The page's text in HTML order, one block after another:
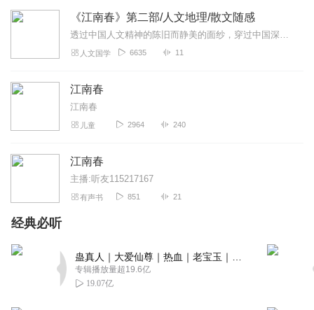
故事吸引人，不愧是获得诺贝尔奖的作品，主播演绎精彩，
值得追更，很期待后边故事内容的更新呢
星越森宇
推荐指数：✩✩✩✩✩ 专辑制作相当用心，主播的讲述很有带
点赞，加油噢！
2022-08-04
主播声音很好听，很有画面感，演播的很流畅，专辑内容很
丰富啊，很值得回味，订阅加好评了，期待更新哦👍👍👍
2022-08-04
《江南春》第二部/人文地理/散文随感
透过中国人文精神的陈旧而静美的面纱，穿过中国深厚而广阔的历史文化长河，蓦然回眸，我们实际上已经察觉到，无论是灿烂的荣光，还是沉重的耻辱，中国文化最动人之处，是人...
人文国学 6635 11
江南春
江南春
儿童 2964 240
江南春
主播:听友115217167
有声书 851 21
经典必听
专辑播放量超19.6亿
19.07亿